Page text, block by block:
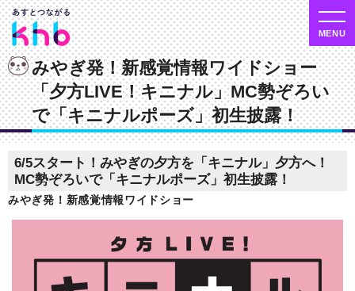
みやぎ発！新感覚情報ワイドショー
「夕方LIVE！キニナル」MC勢ぞろい
で「キニナルポーズ」初生披露！
6/5スタート！みやぎの夕方を「キニナル」夕方へ！
MC勢ぞろいで「キニナルポーズ」初生披露！
みやぎ発！新感覚情報ワイドショー